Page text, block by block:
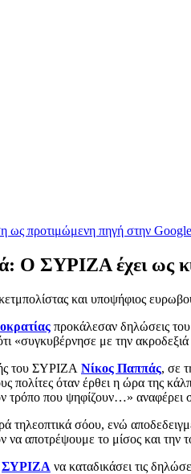
ως προτιμώμενη πηγή στην Google
O ΣΥΡΙΖΑ έχει ως
και υποψήφιος
προκάλεσαν δηλώσεις
«συγκυβέρνησε με την
του ΣΥΡΙΖΑ Νίκος Παππάς, σε
πολίτες όταν έρθει η ώρα της
τρόπο που ψηφίζουν…» αναφέρει
τηλεοπτικά σόου, ενώ
αποτρέψουμε το μίσος και την
ΣΥΡΙΖΑ να καταδικάσει τις